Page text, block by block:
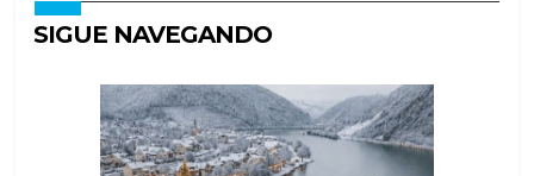
SIGUE NAVEGANDO